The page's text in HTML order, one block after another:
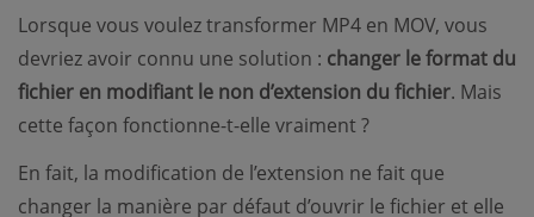
Lorsque vous voulez transformer MP4 en MOV, vous
devriez avoir connu une solution : changer le format du
fichier en modifiant le non d’extension du fichier. Mais
cette façon fonctionne-t-elle vraiment ?
En fait, la modification de l’extension ne fait que
changer la manière par défaut d’ouvrir le fichier et elle